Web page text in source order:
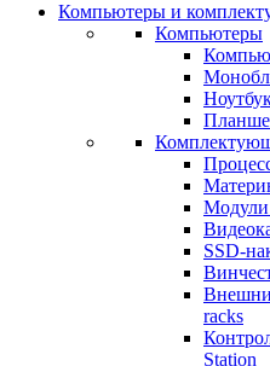
Компьютеры и
Компьютеры
SSD-
racks
Station